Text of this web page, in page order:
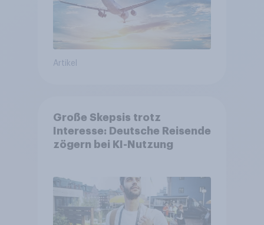
Artikel
Große Skepsis trotz
Interesse: Deutsche Reisende
zögern bei KI-Nutzung